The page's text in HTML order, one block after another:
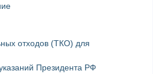
отходов (ТКО) для
Президента РФ